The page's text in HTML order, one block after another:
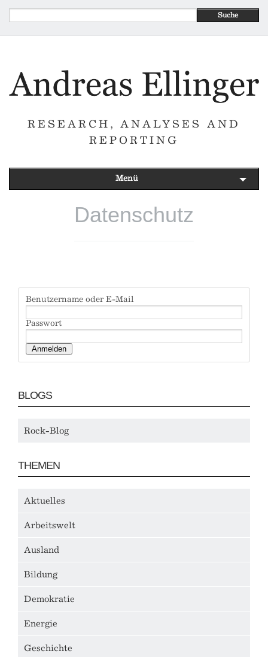
Suche
RESEARCH, ANALYSES AND
REPORTING
Menü
Datenschutz
Benutzername oder E-Mail
Passwort
BLOGS
Rock-Blog
THEMEN
Aktuelles
Arbeitswelt
Ausland
Bildung
Demokratie
Energie
Geschichte